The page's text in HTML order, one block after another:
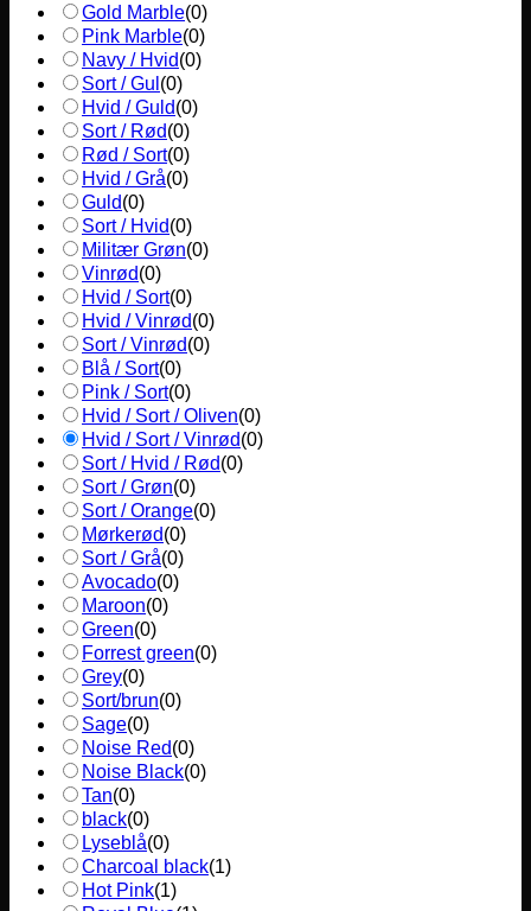
Gold Marble(0)
Pink Marble(0)
Navy / Hvid(0)
Sort / Gul (0)
Hvid / Guld(0)
Sort / Rød(0)
Rød / Sort(0)
Hvid / Grå(0)
Guld(0)
Sort / Hvid(0)
Militær Grøn(0)
Vinrød(0)
Hvid / Sort(0)
Hvid / Vinrød(0)
Sort / Vinrød(0)
Blå / Sort(0)
Pink / Sort(0)
Hvid / Sort / Oliven(0)
Hvid / Sort / Vinrød(0)
Sort / Hvid / Rød(0)
Sort / Grøn(0)
Sort / Orange(0)
Mørkerød(0)
Sort / Grå(0)
Avocado(0)
Maroon(0)
Green(0)
Forrest green(0)
Grey(0)
Sort/brun(0)
Sage(0)
Noise Red(0)
Noise Black(0)
Tan(0)
black(0)
Lyseblå(0)
Charcoal black(1)
Hot Pink(1)